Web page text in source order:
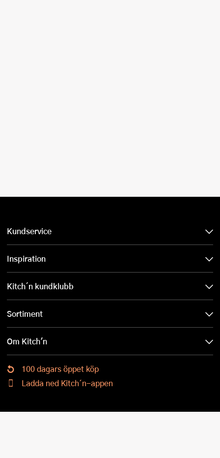
Kundservice
Inspiration
Kitch´n kundklubb
Sortiment
Om Kitch'n
100 dagars öppet köp
Ladda ned Kitch´n-appen